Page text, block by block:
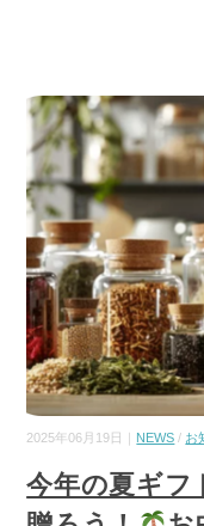
2025年06月19日｜ NEWS / お
今年の夏ギフ